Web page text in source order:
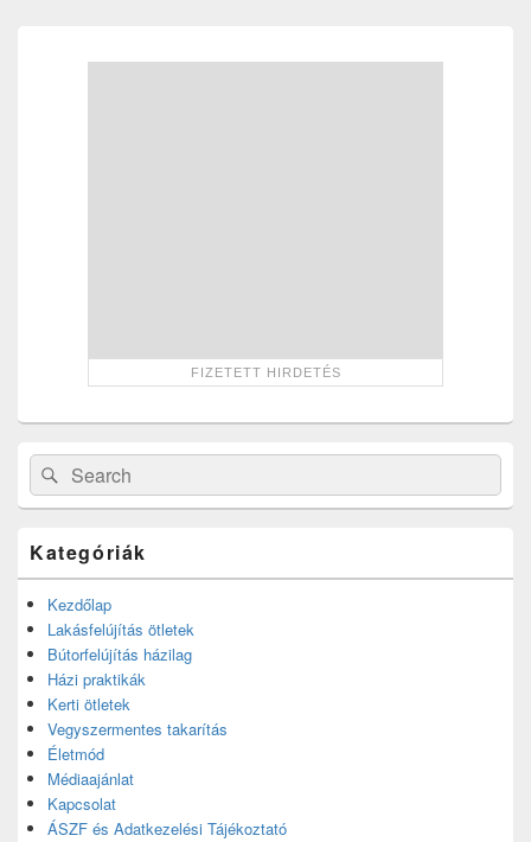
Search
for:
Search
Kategóriák
Kezdőlap
Lakásfelújítás ötletek
Bútorfelújítás házilag
Házi praktikák
Kerti ötletek
Vegyszermentes takarítás
Életmód
Médiaajánlat
Kapcsolat
ÁSZF és Adatkezelési Tájékoztató